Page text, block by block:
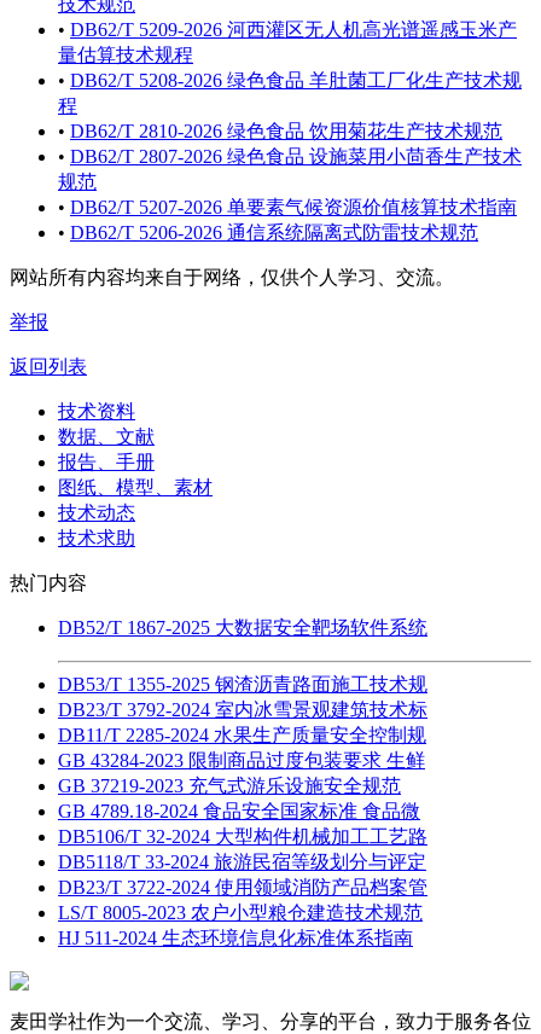
技术规范
• DB62/T 5209-2026 河西灌区无人机高光谱遥感玉米产
量估算技术规程
• DB62/T 5208-2026 绿色食品 羊肚菌工厂化生产技术规
程
• DB62/T 2810-2026 绿色食品 饮用菊花生产技术规范
• DB62/T 2807-2026 绿色食品 设施菜用小茴香生产技术
规范
• DB62/T 5207-2026 单要素气候资源价值核算技术指南
• DB62/T 5206-2026 通信系统隔离式防雷技术规范
网站所有内容均来自于网络，仅供个人学习、交流。
举报
返回列表
技术资料
数据、文献
报告、手册
图纸、模型、素材
技术动态
技术求助
热门内容
DB52/T 1867-2025 大数据安全靶场软件系统
DB53/T 1355-2025 钢渣沥青路面施工技术规
DB23/T 3792-2024 室内冰雪景观建筑技术标
DB11/T 2285-2024 水果生产质量安全控制规
GB 43284-2023 限制商品过度包装要求 生鲜
GB 37219-2023 充气式游乐设施安全规范
GB 4789.18-2024 食品安全国家标准 食品微
DB5106/T 32-2024 大型构件机械加工工艺路
DB5118/T 33-2024 旅游民宿等级划分与评定
DB23/T 3722-2024 使用领域消防产品档案管
LS/T 8005-2023 农户小型粮仓建造技术规范
HJ 511-2024 生态环境信息化标准体系指南
麦田学社作为一个交流、学习、分享的平台，致力于服务各位